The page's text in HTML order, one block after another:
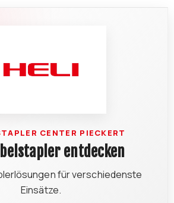
CENTER PIECKERT
entdecken
für verschiedenste
Einsätze.